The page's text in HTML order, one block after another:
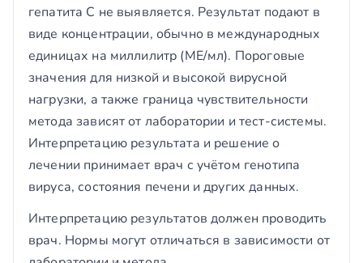
гепатита С не выявляется. Результат подают в
виде концентрации, обычно в международных
единицах на миллилитр (МЕ/мл). Пороговые
значения для низкой и высокой вирусной
нагрузки, а также граница чувствительности
метода зависят от лаборатории и тест-системы.
Интерпретацию результата и решение о
лечении принимает врач с учётом генотипа
вируса, состояния печени и других данных.
Интерпретацию результатов должен проводить
врач. Нормы могут отличаться в зависимости от